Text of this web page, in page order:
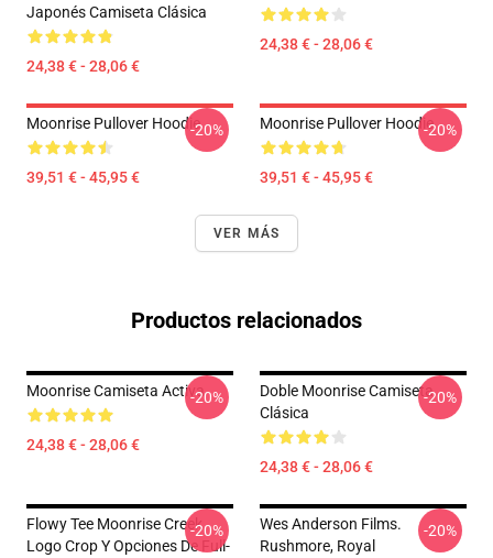
Japonés Camiseta Clásica
24,38 € - 28,06 €
24,38 € - 28,06 €
Moonrise Pullover Hoodie
39,51 € - 45,95 €
-20% Moonrise Pullover Hoodie
39,51 € - 45,95 €
-20%
VER MÁS
Productos relacionados
Moonrise Camiseta Activa
24,38 € - 28,06 €
-20%
Doble Moonrise Camiseta
Clásica
24,38 € - 28,06 €
-20%
Flowy Tee Moonrise Creek
Logo Crop Y Opciones De Full-
-20%
Wes Anderson Films.
Rushmore, Royal
-20%